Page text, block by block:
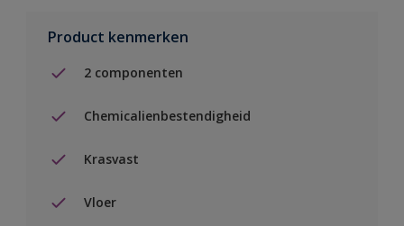
Product kenmerken
2 componenten
Chemicalienbestendigheid
Krasvast
Vloer